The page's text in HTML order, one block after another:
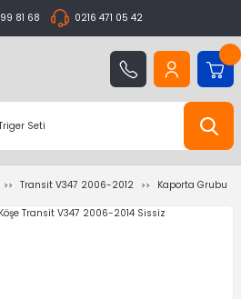
81 68 0216 471 05 42
Transit V347 2006-2012 Kaporta Grubu